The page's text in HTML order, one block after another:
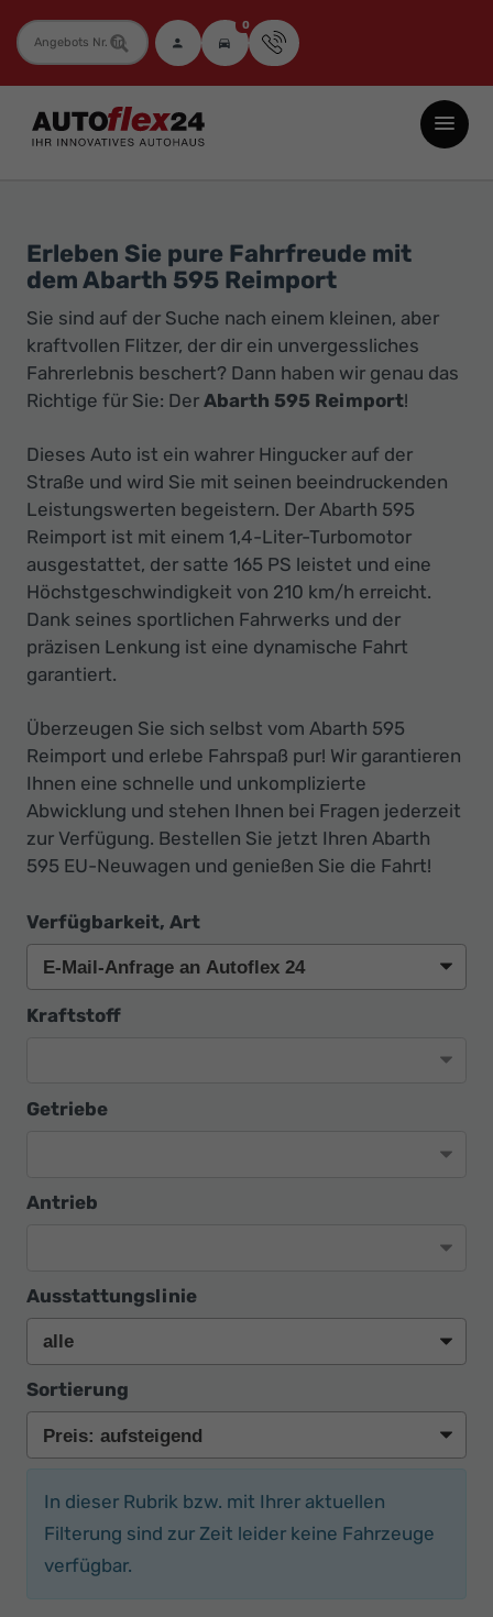
Fahrzeugnummer 0
Autoflex24
GmbH
Neuwagen
Jahreswagen
und
Gebrauchtwagen
zu
Top-
-
Ihr
Innovatives
Autohaus
Erleben Sie pure Fahrfreude mit
dem Abarth 595 Reimport
Sie sind auf der Suche nach einem kleinen, aber
kraftvollen Flitzer, der dir ein unvergessliches
Fahrerlebnis beschert? Dann haben wir genau das
Richtige für Sie: Der Abarth 595 Reimport!
Dieses Auto ist ein wahrer Hingucker auf der
Straße und wird Sie mit seinen beeindruckenden
Leistungswerten begeistern. Der Abarth 595
Reimport ist mit einem 1,4-Liter-Turbomotor
ausgestattet, der satte 165 PS leistet und eine
Höchstgeschwindigkeit von 210 km/h erreicht.
Dank seines sportlichen Fahrwerks und der
präzisen Lenkung ist eine dynamische Fahrt
garantiert.
Überzeugen Sie sich selbst vom Abarth 595
Reimport und erlebe Fahrspaß pur! Wir garantieren
Ihnen eine schnelle und unkomplizierte
Abwicklung und stehen Ihnen bei Fragen jederzeit
zur Verfügung. Bestellen Sie jetzt Ihren Abarth
595 EU-Neuwagen und genießen Sie die Fahrt!
Verfügbarkeit, Art
Kraftstoff
Getriebe
Antrieb
Ausstattungslinie
Sortierung
In dieser Rubrik bzw. mit Ihrer aktuellen
Filterung sind zur Zeit leider keine Fahrzeuge
verfügbar.